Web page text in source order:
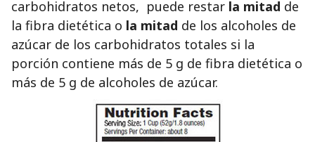
carbohidratos netos, puede restar la mitad de
la fibra dietética o la mitad de los alcoholes de
azúcar de los carbohidratos totales si la
porción contiene más de 5 g de fibra dietética o
más de 5 g de alcoholes de azúcar.